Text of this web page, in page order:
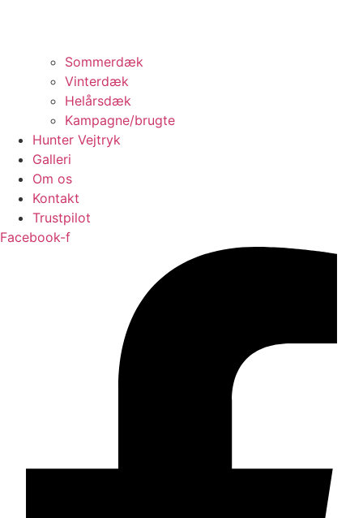
Sommerdæk
Vinterdæk
Helårsdæk
Kampagne/brugte
Hunter Vejtryk
Galleri
Om os
Kontakt
Trustpilot
Facebook-f